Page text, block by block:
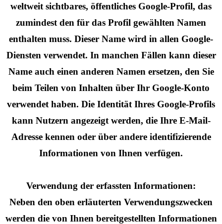
weltweit sichtbares, öffentliches Google-Profil, das
zumindest den für das Profil gewählten Namen
enthalten muss. Dieser Name wird in allen Google-
Diensten verwendet. In manchen Fällen kann dieser
Name auch einen anderen Namen ersetzen, den Sie
beim Teilen von Inhalten über Ihr Google-Konto
verwendet haben. Die Identität Ihres Google-Profils
kann Nutzern angezeigt werden, die Ihre E-Mail-
Adresse kennen oder über andere identifizierende
Informationen von Ihnen verfügen.
Verwendung der erfassten Informationen:
Neben den oben erläuterten Verwendungszwecken
werden die von Ihnen bereitgestellten Informationen